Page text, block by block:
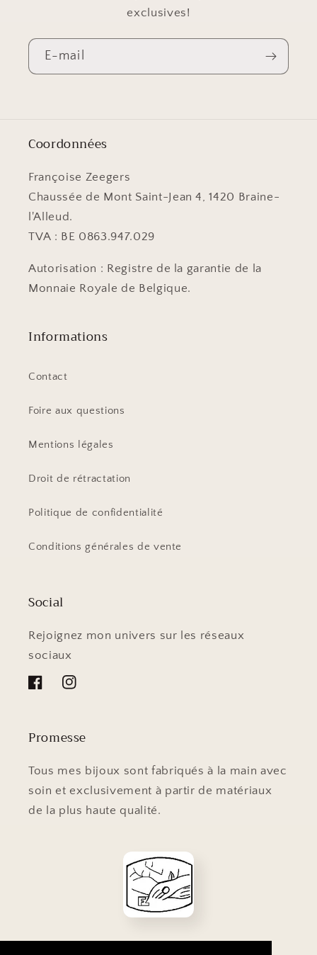
exclusives!
E-mail
Coordonnées
Françoise Zeegers
Chaussée de Mont Saint-Jean 4, 1420 Braine-
l'Alleud.
TVA : BE 0863.947.029
Autorisation : Registre de la garantie de la
Monnaie Royale de Belgique.
Informations
Contact
Foire aux questions
Mentions légales
Droit de rétractation
Politique de confidentialité
Conditions générales de vente
Social
Rejoignez mon univers sur les réseaux
sociaux
FacebookInstagram
Promesse
Tous mes bijoux sont fabriqués à la main avec
soin et exclusivement à partir de matériaux
de la plus haute qualité.